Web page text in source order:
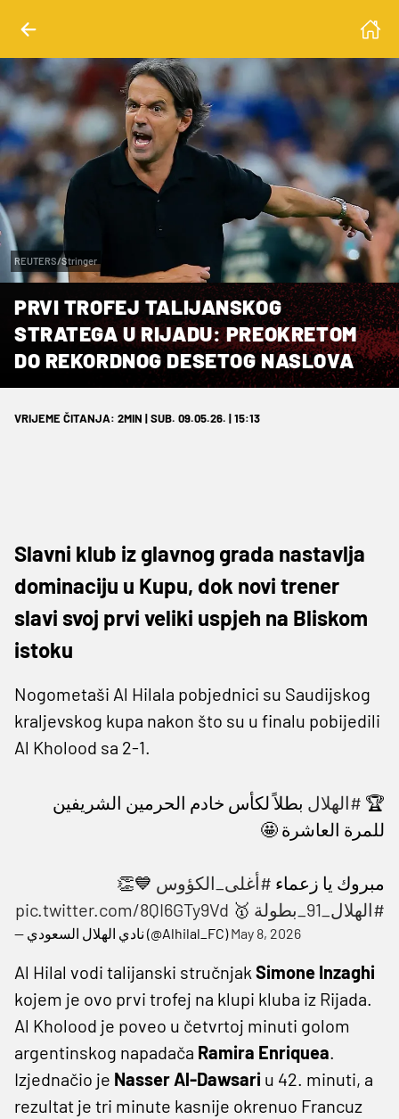
REUTERS/Stringer
PRVI TROFEJ TALIJANSKOG
STRATEGA U RIJADU: PREOKRETOM
DO REKORDNOG DESETOG NASLOVA
VRIJEME ČITANJA: 2MIN | SUB. 09.05.26. | 15:13
Slavni klub iz glavnog grada nastavlja
dominaciju u Kupu, dok novi trener
slavi svoj prvi veliki uspjeh na Bliskom
istoku
Nogometaši Al Hilala pobjednici su Saudijskog
kraljevskog kupa nakon što su u finalu pobijedili
Al Kholood sa 2-1.
🏆 #الهلال بطلاً لكأس خادم الحرمين الشريفين
للمرة العاشرة 🤩
مبروك يا زعماء #أغلى_الكؤوس 💙👏
#الهلال_91_بطولة
🥇
pic.twitter.com/8QI6GTy9Vd
— نادي الهلال السعودي (@Alhilal_FC)May 8, 2026
Al Hilal vodi talijanski stručnjak Simone Inzaghi
kojem je ovo prvi trofej na klupi kluba iz Rijada.
Al Kholood je poveo u četvrtoj minuti golom
argentinskog napadača Ramira Enriquea.
Izjednačio je Nasser Al-Dawsari u 42. minuti, a
rezultat je tri minute kasnije okrenuo Francuz